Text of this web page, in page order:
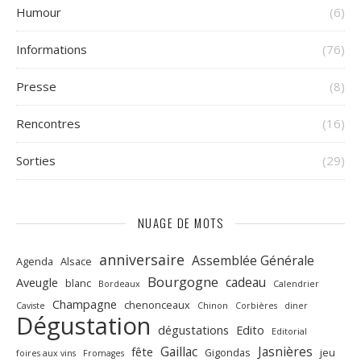
Humour (6)
Informations (76)
Presse (8)
Rencontres (16)
Sorties (29)
NUAGE DE MOTS
Agenda Alsace anniversaire Assemblée Générale
Aveugle blanc Bordeaux Bourgogne cadeau
Calendrier
Caviste
Champagne chenonceaux Chinon Corbières diner
Dégustation dégustations Edito
Editorial
foires aux vins
Fromages fête Gaillac Gigondas Jasnières jeu